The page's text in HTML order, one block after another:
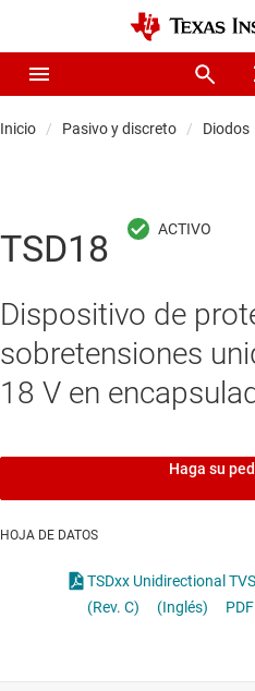
Inicio Pasivo y discreto Diodos
TSD18
Dispositivo de
sobretensiones
18 V en
Haga su
HOJA DE DATOS
TSDxx Unidirectional
(Rev. C)
(Inglés) PDF